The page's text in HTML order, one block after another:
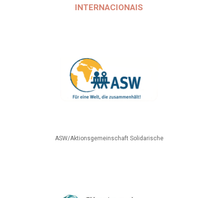
INTERNACIONAIS
ASW/Aktionsgemeinschaft Solidarische